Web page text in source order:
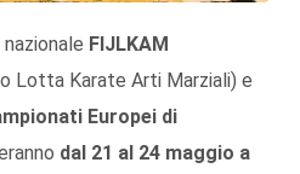
FIJLKAM
Lotta Karate Arti Marziali) e
Europei di
dal 21 al 24 maggio a